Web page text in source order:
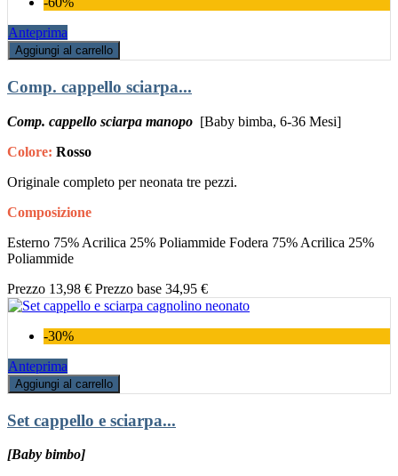
Anteprima
Aggiungi al carrello
Comp. cappello sciarpa...
Comp. cappello sciarpa manopo [Baby bimba, 6-36 Mesi]
Colore: Rosso
Originale completo per neonata tre pezzi.
Composizione
Esterno 75% Acrilica 25% Poliammide Fodera 75% Acrilica 25%
Poliammide
Prezzo 13,98 € Prezzo base 34,95 €
-30%
Anteprima
Aggiungi al carrello
Set cappello e sciarpa...
[Baby bimbo]